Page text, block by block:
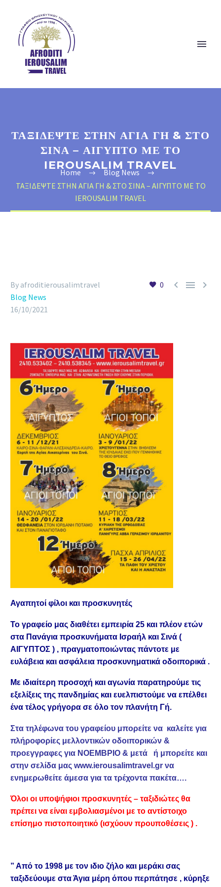
ΤΑΞΙΔΕΨΤΕ ΣΤΗΝ ΑΓΙΑ ΓΗ & ΣΤΟ
ΣΙΝΑ – ΑΙΓΥΠΤΟ ΜΕ ΤΟ
IEROUSALIM TRAVEL
Home
Blog News
ΤΑΞΙΔΕΨΤΕ ΣΤΗΝ ΑΓΙΑ ΓΗ & ΣΤΟ ΣΙΝΑ – ΑΙΓΥΠΤΟ ΜΕ ΤΟ
IEROUSALIM TRAVEL
0   
By afroditierousalimtravel
Blog News
16/10/2021
Αγαπητοί φίλοι και προσκυνητές
Το γραφείο μας διαθέτει εμπειρία 25 και πλέον ετών
στα Πανάγια προσκυνήματα Ισραήλ και Σινά (
ΑΙΓΥΠΤΟΣ ) , πραγματοποιώντας πάντοτε με
ευλάβεια και ασφάλεια προσκυνηματικά οδοιπορικά .
Με ιδιαίτερη προσοχή και αγωνία παρατηρούμε τις
εξελίξεις της πανδημίας και ευελπιστούμε να επέλθει
ένα τέλος γρήγορα σε όλο τον πλανήτη Γή.
Στα τηλέφωνα του γραφείου μπορείτε να καλείτε για
πλήροφορίες μελλοντικών οδοιπορικών &
προεγγραφες για ΝΟΕΜΒΡΙΟ & μετά
ή μπορείτε και
στην σελίδα μας www.ierousalimtravel.gr να
ενημερωθείτε άμεσα για τα τρέχοντα πακέτα….
Όλοι οι υποψήφιοι προσκυνητές – ταξιδιώτες θα
πρέπει να είναι εμβολιασμένοι με το αντίστοιχο
επίσημο πιστοποιητικό (ισχύουν προυποθέσεις ) .
” Από το 1998 με τον ιδιο ζήλο και μεράκι σας
ταξιδεύουμε στα Άγια μέρη όπου περπάτησε , κύρηξε